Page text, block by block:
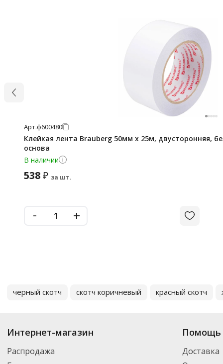
Арт.ф600480
Клейкая лента Brauberg 50мм х 25м, двусторонняя,
основа
В наличии
538₽ за шт.
- +
черный скотч скотч коричневый красный скотч
Интернет-магазин
Распродажа
Помощь
Доставка